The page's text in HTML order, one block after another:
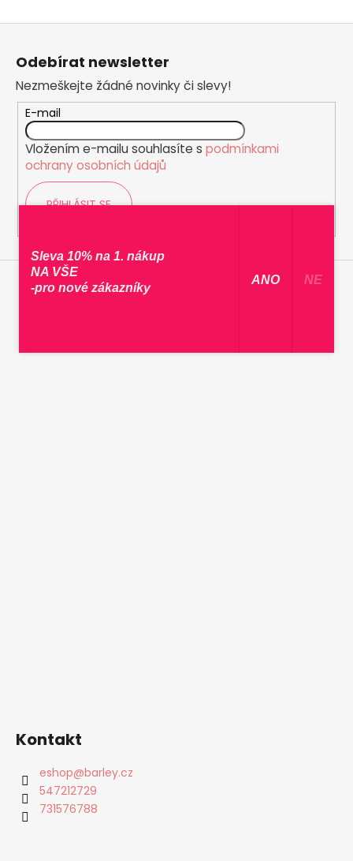
Z
Odebírat newsletter
Nezmeškejte žádné novinky či slevy!
E-mail
Vložením e-mailu souhlasíte s podmínkami
ochrany osobních údajů
PŘIHLÁSIT SE
Kontakt
eshop@barley.cz
547212729
731576788
Sleva 10% na 1. nákup
NA VŠE
-pro nové zákazníky
​ ANO ​ NE